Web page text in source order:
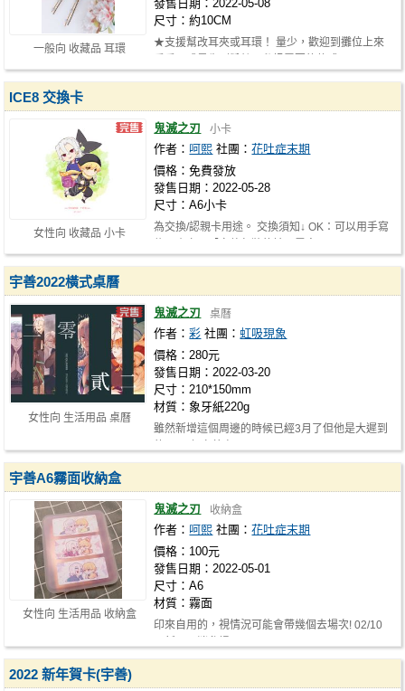
一般向 收藏品 耳環
發售日期：2022-05-08
尺寸：約10CM
★支援幫改耳夾或耳環！ 量少，歡迎到攤位上來
女性向 收藏品 小卡
ICE8 交換卡
鬼滅之刃 小卡
作者： 呵熙 社團：花吐症末期
價格：免費發放
發售日期：2022-05-28
尺寸：A6小卡
為交換/認親卡用途。 交換須知↓ OK：可以用手寫
女性向 生活用品 桌曆
宇善2022橫式桌曆
鬼滅之刃 桌曆
作者：彩 社團：虹吸現象
價格：280元
發售日期：2022-03-20
尺寸：210*150mm
材質：象牙紙220g
雖然新增這個周邊的時候已經3月了但他是大遲到
女性向 生活用品 收納盒
宇善A6霧面收納盒
鬼滅之刃 收納盒
作者： 呵熙 社團：花吐症末期
價格：100元
發售日期：2022-05-01
尺寸：A6
材質：霧面
印來自用的，視情況可能會帶幾個去場次! 02/10
2022 新年賀卡(宇善)